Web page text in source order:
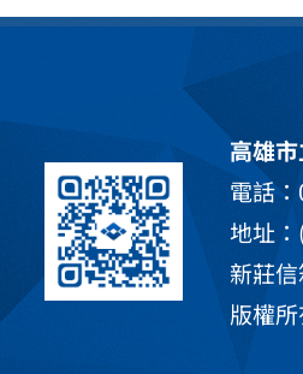
高雄
電話
地址
新莊信
版權